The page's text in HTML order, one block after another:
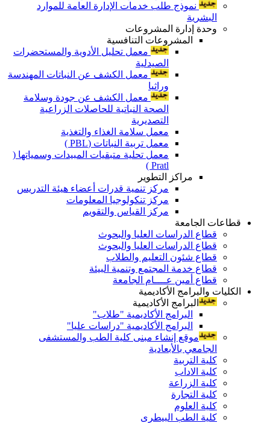
نموذج طلب خدمات الإدارة العامة للموارد
البشرية
وحدة إدارة المشروعات
المشروعات التنافسية
معمل تحليل الأدوية والمستحضرات
الصيدلية
معمل الكشف عن النباتات المهندسة
وراثيا
معمل الكشف عن جودة وسلامة
الصحة النباتية للحاصلات الزراعية
التصديرية
معمل سلامة الغذاء والتغذية
معمل تربية النباتات (PBL )
معمل تحلية متبقيات المبيدات وسمياتها (
Pratl )
مراكز التطوير
مركز تنمية قدرات أعضاء هيئة التدريس
مركز تنكولوجيا المعلومات
مركز القياس والتقويم
قطاعات الجامعة
قطاع الدراسات العليا والبحوث
قطاع الدراسات العليا والبحوث
قطاع شئون التعليم والطلاب
قطاع خدمة المجتمع وتنمية البيئة
قطاع أمين عــــام الجامعة
الكليات والبرامج الأكاديمية
البرامج الأكاديمية
البرامج الأكاديمية "طلاب"
البرامج الأكاديمية "دراسات عليا"
موقع إنشاء مبنى كلية الطب والمستشفى
الجامعي بالأبعادية
كلية التربية
كلية الاداب
كلية الزراعة
كلية التجارة
كلية العلوم
كلية الطب البيطرى